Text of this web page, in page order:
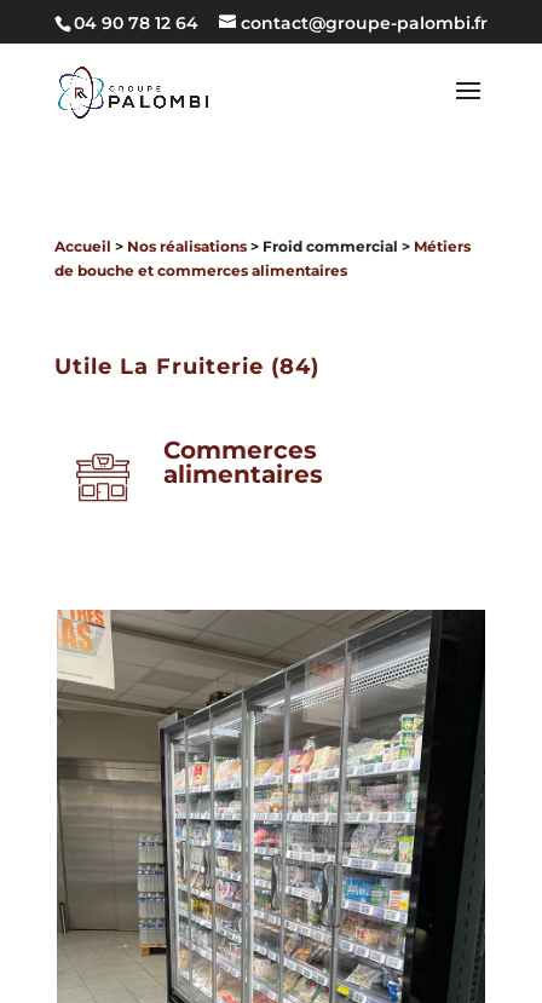
04 90 78 12 64 contact@groupe-palombi.fr
Accueil > Nos réalisations> Froid commercial > Métiers
de bouche et commerces alimentaires
Utile La Fruiterie (84)
Commerces
alimentaires